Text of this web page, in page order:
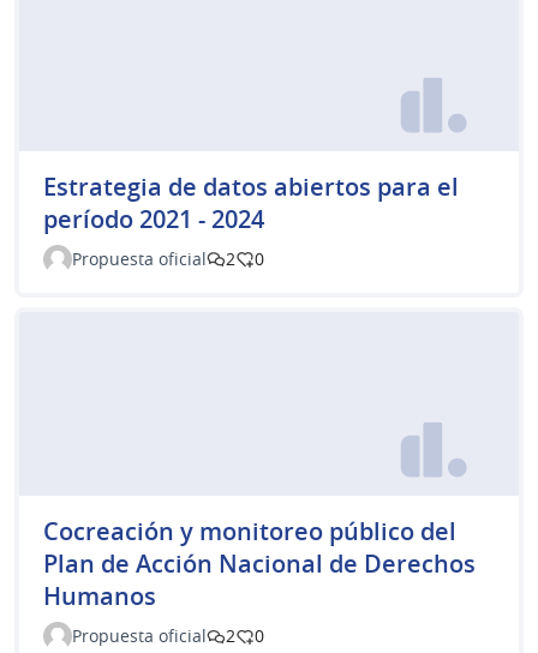
Estrategia de datos abiertos para el
período 2021 - 2024
Propuesta oficial 2 0
Cocreación y monitoreo público del
Plan de Acción Nacional de Derechos
Humanos
Propuesta oficial 2 0